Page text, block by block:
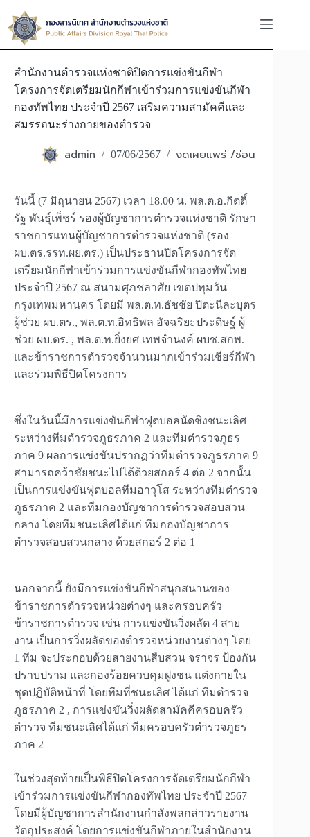
to
content
สำนักงานตำรวจแห่งชาติปิดการแข่งขันกีฬา
โครงการจัดเตรียมนักกีฬาเข้าร่วมการแข่งขันกีฬา
กองทัพไทย ประจำปี 2567 เสริมความสามัคคีและ
สมรรถนะร่างกายของตำรวจ
admin 07/06/2567 งดเผยแพร่ /ซ่อน
วันนี้ (7 มิถุนายน 2567) เวลา 18.00 น. พล.ต.อ.กิตติ์
รัฐ พันธุ์เพ็ชร์ รองผู้บัญชาการตำรวจแห่งชาติ รักษา
ราชการแทนผู้บัญชาการตำรวจแห่งชาติ (รอง
ผบ.ตร.รรท.ผย.ตร.) เป็นประธานปิดโครงการจัด
เตรียมนักกีฬาเข้าร่วมการแข่งขันกีฬากองทัพไทย
ประจำปี 2567 ณ สนามศุภชลาศัย เขตปทุมวัน
กรุงเทพมหานคร โดยมี พล.ต.ท.ธัชชัย ปิตะนีละบุตร
ผู้ช่วย ผบ.ตร., พล.ต.ท.อิทธิพล อัจฉริยะประดิษฐ์ ผู้
ช่วย ผบ.ตร. , พล.ต.ท.ยิ่งยศ เทพจำนงค์ ผบช.สกพ.
และข้าราชการตำรวจจำนวนมากเข้าร่วมเชียร์กีฬา
และร่วมพิธีปิดโครงการ
ซึ่งในวันนี้มีการแข่งขันกีฬาฟุตบอลนัดชิงชนะเลิศ
ระหว่างทีมตำรวจภูธรภาค 2 และทีมตำรวจภูธร
ภาค 9 ผลการแข่งขันปรากฏว่าทีมตำรวจภูธรภาค 9
สามารถคว้าชัยชนะไปได้ด้วยสกอร์ 4 ต่อ 2 จากนั้น
เป็นการแข่งขันฟุตบอลทีมอาวุโส ระหว่างทีมตำรวจ
ภูธรภาค 2 และทีมกองบัญชาการตำรวจสอบสวน
กลาง โดยทีมชนะเลิศได้แก่ ทีมกองบัญชาการ
ตำรวจสอบสวนกลาง ด้วยสกอร์ 2 ต่อ 1
นอกจากนี้ ยังมีการแข่งขันกีฬาสนุกสนานของ
ข้าราชการตำรวจหน่วยต่างๆ และครอบครัว
ข้าราชการตำรวจ เข่น การแข่งขันวิ่งผลัด 4 สาย
งาน เป็นการวิ่งผลัดของตำรวจหน่วยงานต่างๆ โดย
1 ทีม จะประกอบด้วยสายงานสืบสวน จราจร ป้องกัน
ปราบปราม และกองร้อยควบคุมฝูงชน แต่งกายใน
ชุดปฏิบัติหน้าที่ โดยทีมที่ชนะเลิศ ได้แก่ ทีมตำรวจ
ภูธรภาค 2 , การแข่งขันวิ่งผลัดสามัคคีครอบครัว
ตำรวจ ทีมชนะเลิศได้แก่ ทีมครอบครัวตำรวจภูธร
ภาค 2
ในช่วงสุดท้ายเป็นพิธีปิดโครงการจัดเตรียมนักกีฬา
เข้าร่วมการแข่งขันกีฬากองทัพไทย ประจำปี 2567
โดยมีผู้บัญชาการสำนักงานกำลังพลกล่าวรายงาน
วัตถุประสงค์ โดยการแข่งขันกีฬาภายในสำนักงาน